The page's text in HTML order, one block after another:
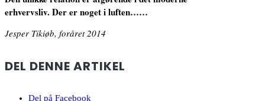
erhvervsliv. Der er noget i luften……
Jesper Tikiøb, foråret 2014
DEL DENNE ARTIKEL
Del på Facebook